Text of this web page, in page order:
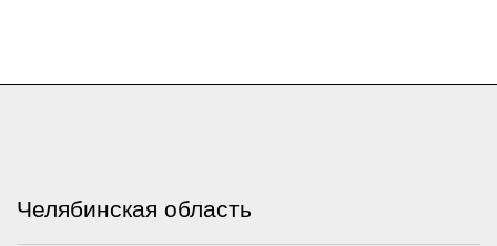
Челябинская область